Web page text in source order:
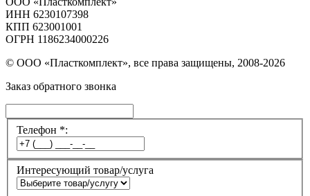
ИНН 6230107398
КПП 623001001
ОГРН 1186234000226
© ООО «Пласткомплект», все права защищены, 2008-2026
Заказ обратного звонка
Телефон *:
Интересующий товар/услуга